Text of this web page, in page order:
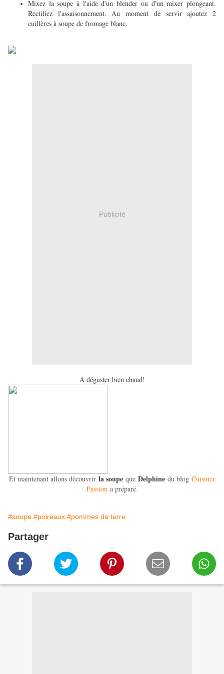
Mixez la soupe à l'aide d'un blender ou d'un mixer plongeant.
Rectifiez l'assaisonnement. Au moment de servir ajoutez 2
cuillères à soupe de fromage blanc.
Publicité
A déguster bien chaud!
Et maintenant allons découvrir la soupe que Delphine du blog Cuisiner
Passiona préparé.
#soupe #poireaux #pommes de terre
Partager